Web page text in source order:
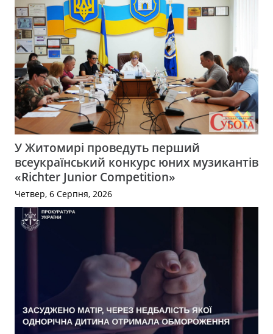
У Житомирі проведуть перший
всеукраїнський конкурс юних музикантів
«Richter Junior Competition»
Четвер, 6 Серпня, 2026